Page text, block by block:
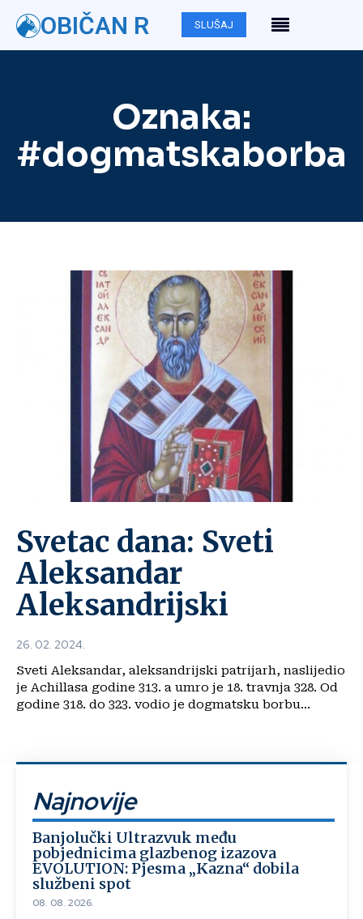
OBIČAN R SLUŠAJ
Oznaka:
#dogmatskaborba
Svetac dana: Sveti
Aleksandar
Aleksandrijski
26. 02. 2024.
Sveti Aleksandar, aleksandrijski patrijarh, naslijedio
je Achillasa godine 313. a umro je 18. travnja 328. Od
godine 318. do 323. vodio je dogmatsku borbu...
Najnovije
Banjolučki Ultrazvuk među
pobjednicima glazbenog izazova
EVOLUTION: Pjesma „Kazna“ dobila
službeni spot
08. 08. 2026.